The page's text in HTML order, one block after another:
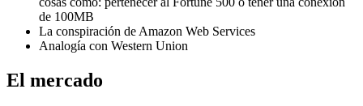
de 100MB
La conspiración de Amazon Web Services
Analogía con Western Union
El mercado